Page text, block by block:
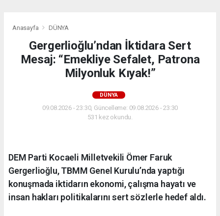
Anasayfa DÜNYA
Gergerlioğlu’ndan İktidara Sert
Mesaj: “Emekliye Sefalet, Patrona
Milyonluk Kıyak!”
DÜNYA
09.08.2026 - 23:30, Güncelleme: 09.08.2026 - 23:30
531 kez okundu.
DEM Parti Kocaeli Milletvekili Ömer Faruk
Gergerlioğlu, TBMM Genel Kurulu’nda yaptığı
konuşmada iktidarın ekonomi, çalışma hayatı ve
insan hakları politikalarını sert sözlerle hedef aldı.